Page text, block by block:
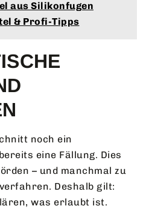
aus Silikonfugen
& Profi-Tipps
noch ein
eine Fällung. Dies
– und manchmal zu
Deshalb gilt:
was erlaubt ist.